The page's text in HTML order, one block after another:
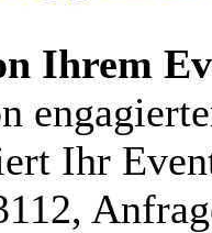
Ihrem
Ihr